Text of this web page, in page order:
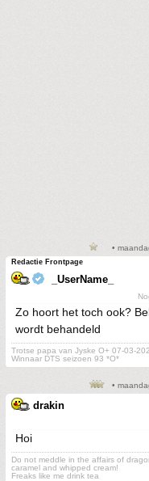
•
Redactie Frontpage
_UserName_
Zo hoort het toch ook?
wordt behandeld
Trotse papa van Jyske O+ 07-03-
Winnaar DTS seizoen 93 *O*
•
drakin
Hoi
Do not meddle in the affairs of
caramel and whipped cream!
Freaks like me drink tea